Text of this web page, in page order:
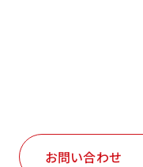
お問い合わせ